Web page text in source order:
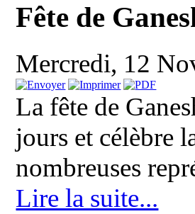
Fête de
Mercredi, 12
La fête de
jours et célèbre
nombreuses
Lire la suite...